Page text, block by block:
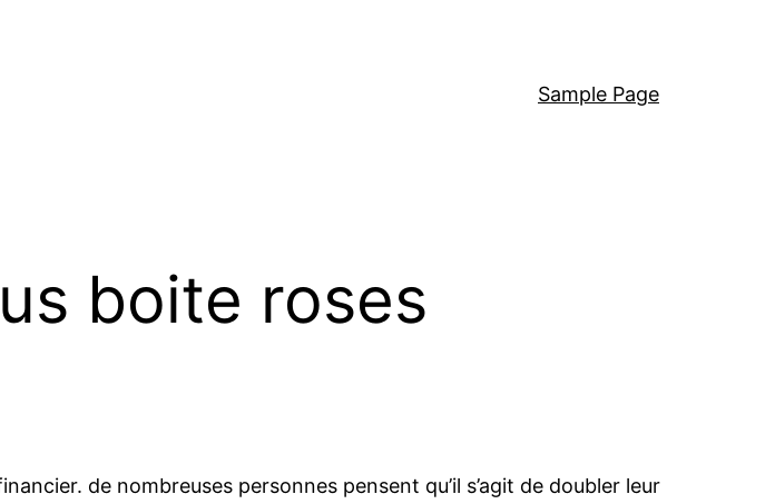
Sample Page
boite roses
de nombreuses personnes pensent qu’il s’agit de doubler leur